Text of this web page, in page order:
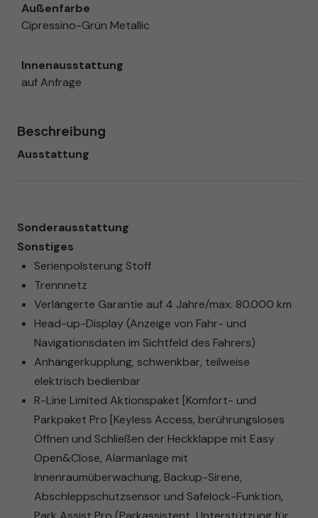
Außenfarbe
Cipressino-Grün Metallic
Innenausstattung
auf Anfrage
Beschreibung
Ausstattung
Sonderausstattung
Sonstiges
Serienpolsterung Stoff
Trennnetz
Verlängerte Garantie auf 4 Jahre/max. 80.000 km
Head-up-Display (Anzeige von Fahr- und
Navigationsdaten im Sichtfeld des Fahrers)
Anhängerkupplung, schwenkbar, teilweise
elektrisch bedienbar
R-Line Limited Aktionspaket [Komfort- und
Parkpaket Pro [Keyless Access, berührungsloses
Öffnen und Schließen der Heckklappe mit Easy
Open&Close, Alarmanlage mit
Innenraumüberwachung, Backup-Sirene,
Abschleppschutzsensor und Safelock-Funktion,